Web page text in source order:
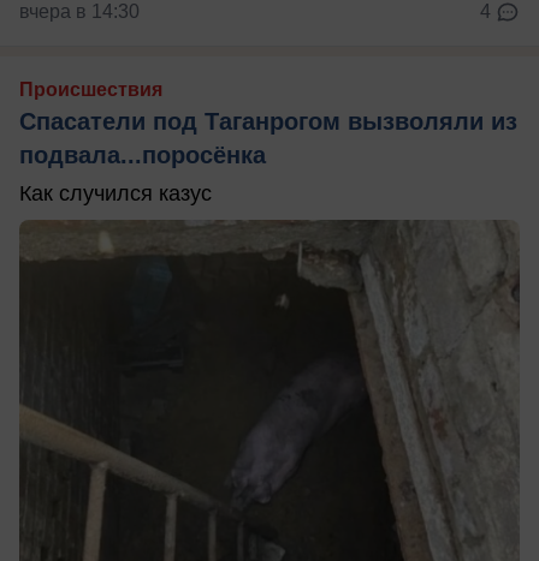
вчера в 14:30 4
Происшествия
Спасатели под Таганрогом вызволяли из
подвала...поросёнка
Как случился казус